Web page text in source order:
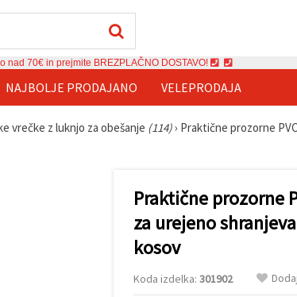
nad 70€ in prejmite BREZPLAČNO DOSTAVO!
NAJBOLJE PRODAJANO VELEPRODAJA
vrečke z luknjo za obešanje (114)› Praktične prozorne
Praktične prozorne
za urejeno
kosov
Koda izdelka: 301902